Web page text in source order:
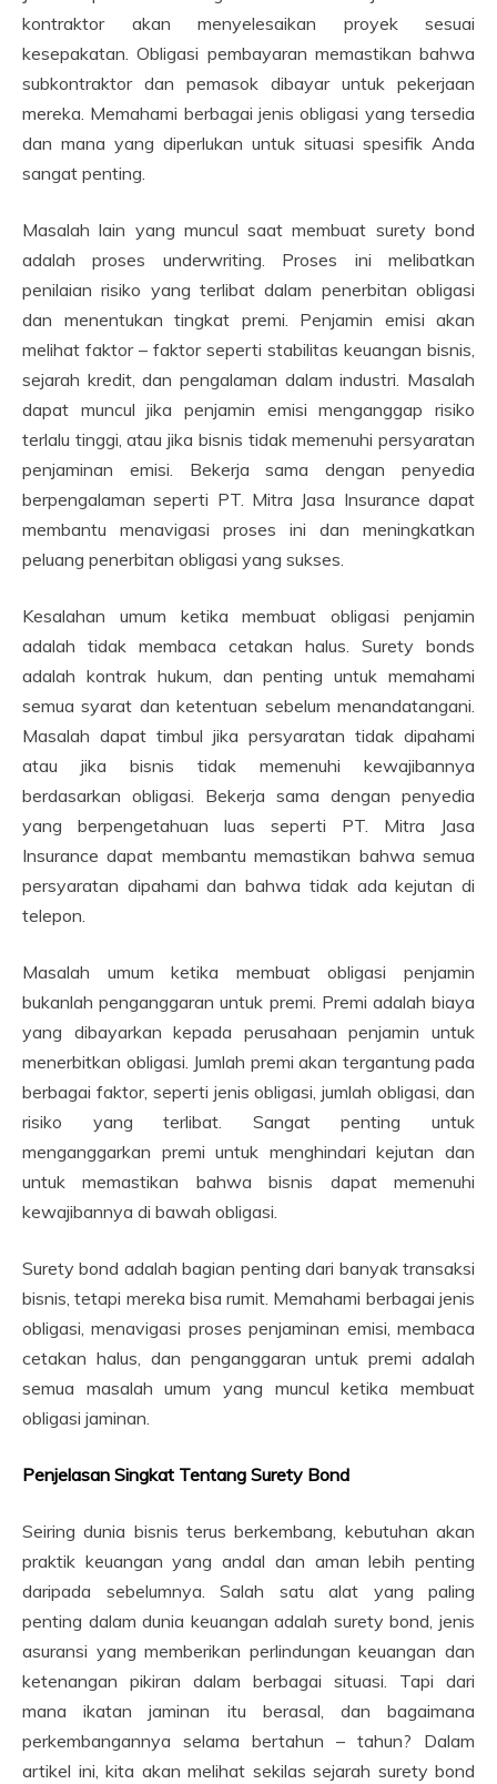
kontraktor akan menyelesaikan proyek sesuai
kesepakatan. Obligasi pembayaran memastikan bahwa
subkontraktor dan pemasok dibayar untuk pekerjaan
mereka. Memahami berbagai jenis obligasi yang tersedia
dan mana yang diperlukan untuk situasi spesifik Anda
sangat penting.
Masalah lain yang muncul saat membuat surety bond
adalah proses underwriting. Proses ini melibatkan
penilaian risiko yang terlibat dalam penerbitan obligasi
dan menentukan tingkat premi. Penjamin emisi akan
melihat faktor – faktor seperti stabilitas keuangan bisnis,
sejarah kredit, dan pengalaman dalam industri. Masalah
dapat muncul jika penjamin emisi menganggap risiko
terlalu tinggi, atau jika bisnis tidak memenuhi persyaratan
penjaminan emisi. Bekerja sama dengan penyedia
berpengalaman seperti PT. Mitra Jasa Insurance dapat
membantu menavigasi proses ini dan meningkatkan
peluang penerbitan obligasi yang sukses.
Kesalahan umum ketika membuat obligasi penjamin
adalah tidak membaca cetakan halus. Surety bonds
adalah kontrak hukum, dan penting untuk memahami
semua syarat dan ketentuan sebelum menandatangani.
Masalah dapat timbul jika persyaratan tidak dipahami
atau jika bisnis tidak memenuhi kewajibannya
berdasarkan obligasi. Bekerja sama dengan penyedia
yang berpengetahuan luas seperti PT. Mitra Jasa
Insurance dapat membantu memastikan bahwa semua
persyaratan dipahami dan bahwa tidak ada kejutan di
telepon.
Masalah umum ketika membuat obligasi penjamin
bukanlah penganggaran untuk premi. Premi adalah biaya
yang dibayarkan kepada perusahaan penjamin untuk
menerbitkan obligasi. Jumlah premi akan tergantung pada
berbagai faktor, seperti jenis obligasi, jumlah obligasi, dan
risiko yang terlibat. Sangat penting untuk
menganggarkan premi untuk menghindari kejutan dan
untuk memastikan bahwa bisnis dapat memenuhi
kewajibannya di bawah obligasi.
Surety bond adalah bagian penting dari banyak transaksi
bisnis, tetapi mereka bisa rumit. Memahami berbagai jenis
obligasi, menavigasi proses penjaminan emisi, membaca
cetakan halus, dan penganggaran untuk premi adalah
semua masalah umum yang muncul ketika membuat
obligasi jaminan.
Penjelasan Singkat Tentang Surety Bond
Seiring dunia bisnis terus berkembang, kebutuhan akan
praktik keuangan yang andal dan aman lebih penting
daripada sebelumnya. Salah satu alat yang paling
penting dalam dunia keuangan adalah surety bond, jenis
asuransi yang memberikan perlindungan keuangan dan
ketenangan pikiran dalam berbagai situasi. Tapi dari
mana ikatan jaminan itu berasal, dan bagaimana
perkembangannya selama bertahun – tahun? Dalam
artikel ini, kita akan melihat sekilas sejarah surety bond